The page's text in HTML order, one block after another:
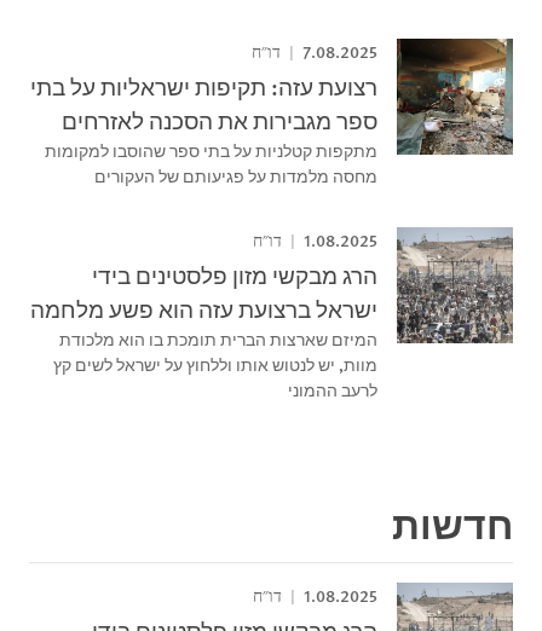
7.08.2025 דו"ח
רצועת עזה: תקיפות ישראליות על בתי
ספר מגבירות את הסכנה לאזרחים
מתקפות קטלניות על בתי ספר שהוסבו למקומות
מחסה מלמדות על פגיעותם של העקורים
1.08.2025 דו"ח
הרג מבקשי מזון פלסטינים בידי
ישראל ברצועת עזה הוא פשע מלחמה
המיזם שארצות הברית תומכת בו הוא מלכודת
מוות, יש לנטוש אותו וללחוץ על ישראל לשים קץ
לרעב ההמוני
חדשות
1.08.2025 דו"ח